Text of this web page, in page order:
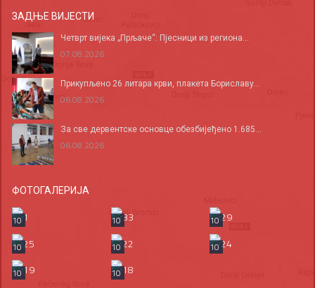
ЗАДЊЕ ВИЈЕСТИ
Четврт вијека „Прљаче“: Пјесници из региона...
07.08.2026
Прикупљено 26 литара крви, плакета Бориславу...
06.08.2026
За све дервентске основце обезбијеђено 1.685...
06.08.2026
ФОТОГАЛЕРИЈА
10 10
10
10
10
10
10
10